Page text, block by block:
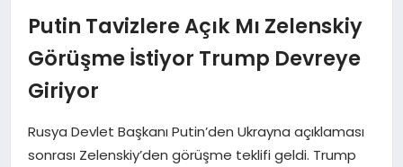
MAGAZIN
SIYASET
Putin Tavizlere Açık Mı Zelenskiy
Görüşme İstiyor Trump Devreye
Giriyor
Rusya Devlet Başkanı Putin’den Ukrayna açıklaması
sonrası Zelenskiy’den görüşme teklifi geldi. Trump